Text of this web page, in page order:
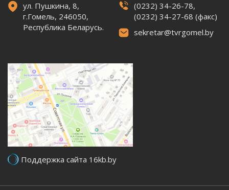
ул. Пушкина, 8,
г.Гомель, 246050,
Республика Беларусь.
(0232) 34-26-78,
(0232) 34-27-68 (факс)
sekretar@tvrgomel.by
Поддержка сайта 16kb.by